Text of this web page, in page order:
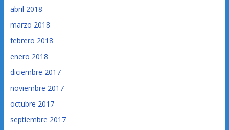
abril 2018
marzo 2018
febrero 2018
enero 2018
diciembre 2017
noviembre 2017
octubre 2017
septiembre 2017